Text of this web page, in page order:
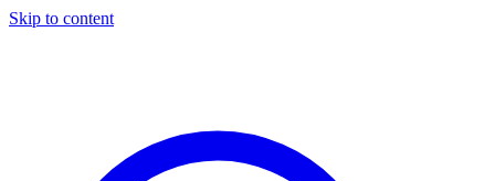
Skip to content